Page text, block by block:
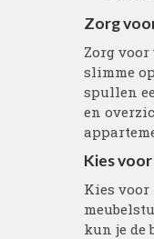
Zorg
Zorg
slimme
spullen
en
Kies
Kies
kun je de